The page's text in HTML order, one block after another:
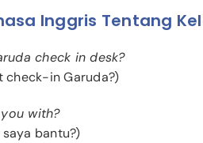
Inggris Tentang
check in desk?
check-in Garuda?)
with?
bantu?)